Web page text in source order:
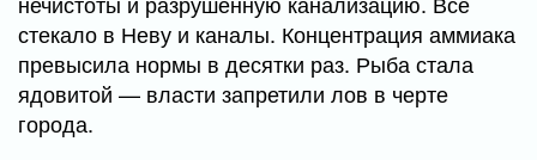
стекало в Неву и каналы. Концентрация аммиака
превысила нормы в десятки раз. Рыба стала
ядовитой — власти запретили лов в черте
города.